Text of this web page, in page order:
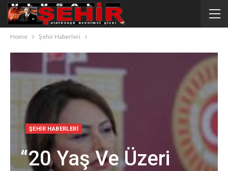
Home Şehir Haberleri
ŞEHIR HABERLERI
“20 Yaş Ve Üzeri